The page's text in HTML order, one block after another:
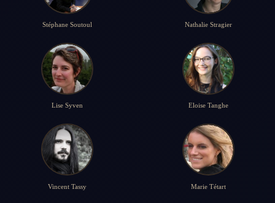
Stéphane Soutoul Nathalie Stragier
Lise Syven Eloise Tanghe
Vincent Tassy Marie Tétart